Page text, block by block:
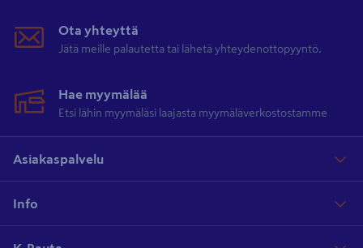
Ota yhteyttä
Jätä meille palautetta tai lähetä yhteydenottopyyntö.
Hae myymälää
Etsi lähin myymäläsi laajasta myymäläverkostostamme
Asiakaspalvelu
Info